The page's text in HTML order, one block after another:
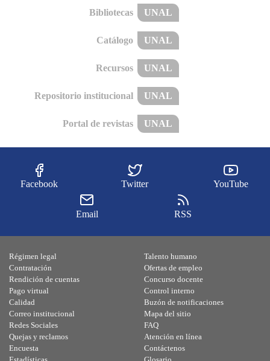
Bibliotecas UNAL
Catálogo UNAL
Recursos UNAL
Repositorio institucional UNAL
Portal de revistas UNAL
Facebook Twitter YouTube
Email RSS
Régimen legal
Contratación
Rendición de cuentas
Pago virtual
Calidad
Talento humano
Ofertas de empleo
Concurso docente
Control interno
Buzón de notificaciones
Correo institucional
Redes Sociales
Quejas y reclamos
Encuesta
Mapa del sitio
FAQ
Atención en línea
Contáctenos